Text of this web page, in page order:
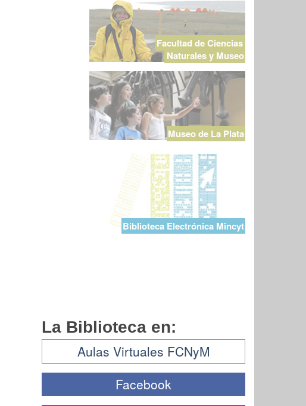
Facultad de Ciencias
Naturales y Museo
Museo de La Plata
Biblioteca Electrónica Mincyt
La Biblioteca en:
Aulas Virtuales FCNyM
Facebook